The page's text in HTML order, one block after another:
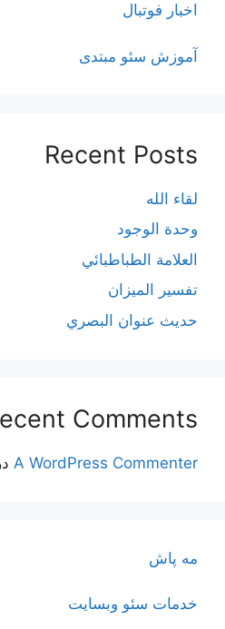
اخبار فوتبال
آموزش سئو مبتدی
Recent Posts
لقاء الله
وحدة الوجود
العلامة الطباطبائي
تفسير الميزان
حديث عنوان البصري
Comments
A WordPress Commenter در
مه پاش
خدمات سئو وبسایت